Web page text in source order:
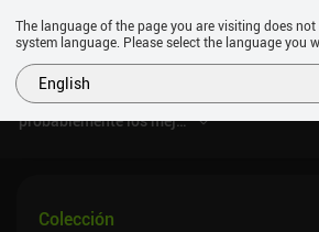
probablemente los mejores juegos que he
Colección
The language of the page you are visiting does
system language. Please select the language you
English